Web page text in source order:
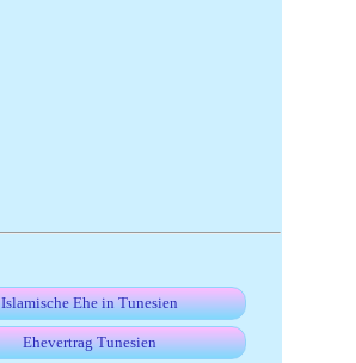
Islamische Ehe in Tunesien
Ehevertrag Tunesien